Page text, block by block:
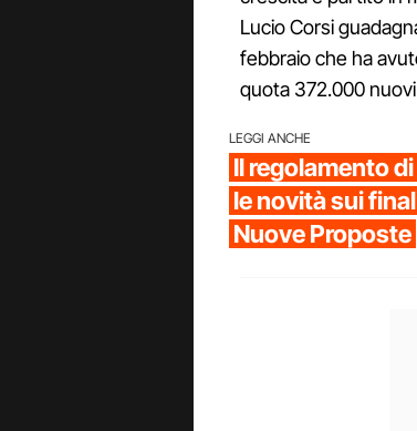
Lucio Corsi
febbraio che ha
quota 372.000
LEGGI ANCHE
Il regolamento
le novità sui
Nuove Proposte